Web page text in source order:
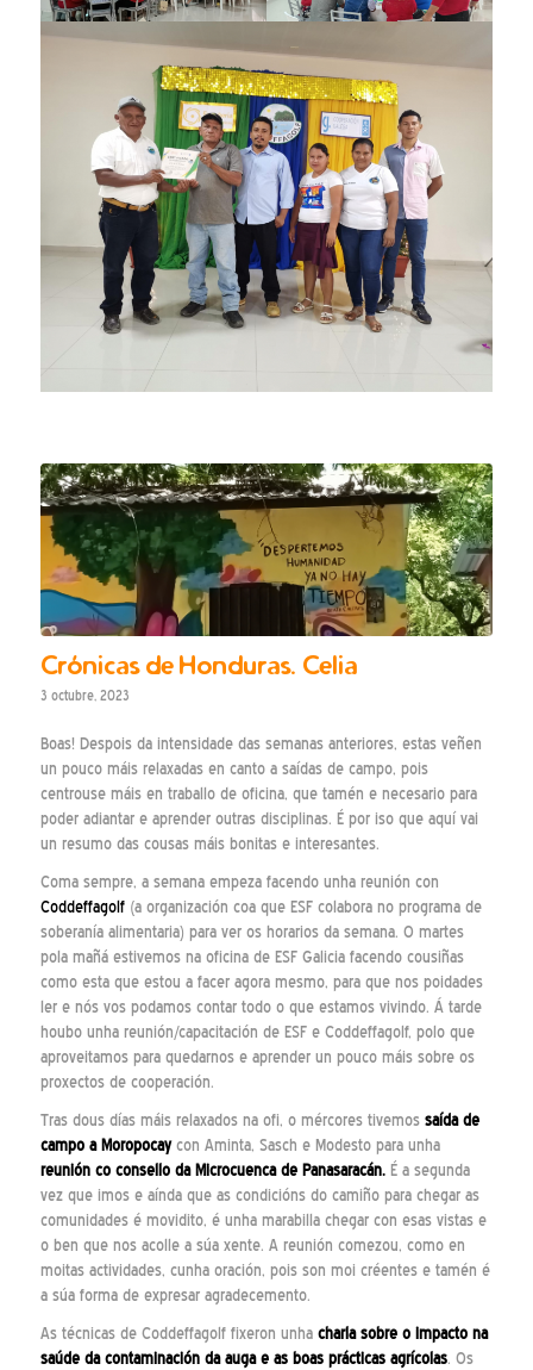
Crónicas de Honduras. Celia
3 octubre, 2023
Boas! Despois da intensidade das semanas anteriores, estas veñen
un pouco máis relaxadas en canto a saídas de campo, pois
centrouse máis en traballo de oficina, que tamén e necesario para
poder adiantar e aprender outras disciplinas. É por iso que aquí vai
un resumo das cousas máis bonitas e interesantes.
Coma sempre, a semana empeza facendo unha reunión con
Coddeffagolf(a organización coa que ESF colabora no programa de
soberanía alimentaria) para ver os horarios da semana. O martes
pola mañá estivemos na oficina de ESF Galicia facendo cousiñas
como esta que estou a facer agora mesmo, para que nos poidades
ler e nós vos podamos contar todo o que estamos vivindo. Á tarde
houbo unha reunión/capacitación de ESF e Coddeffagolf, polo que
aproveitamos para quedarnos e aprender un pouco máis sobre os
proxectos de cooperación.
Tras dous días máis relaxados na ofi, o mércores tivemos saída de
campo a Moropocaycon Aminta, Sasch e Modesto para unha
reunión co consello da Microcuenca de Panasaracán. É a segunda
vez que imos e aínda que as condicións do camiño para chegar as
comunidades é movidito, é unha marabilla chegar con esas vistas e
o ben que nos acolle a súa xente. A reunión comezou, como en
moitas actividades, cunha oración, pois son moi créentes e tamén é
a súa forma de expresar agradecemento.
As técnicas de Coddeffagolf fixeron unhacharla sobre o impacto na
saúde da contaminación da auga e as boas prácticas agrícolas. Os